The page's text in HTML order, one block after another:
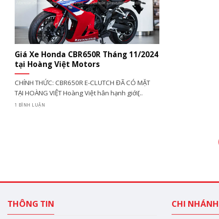
Giá Xe Honda CBR650R Tháng 11/2024
tại Hoàng Việt Motors
CHÍNH THỨC: CBR650R E-CLUTCH ĐÃ CÓ MẶT
TẠI HOÀNG VIỆT Hoàng Việt hân hạnh giới[..
1 BÌNH LUẬN
THÔNG TIN CHI NHÁNH